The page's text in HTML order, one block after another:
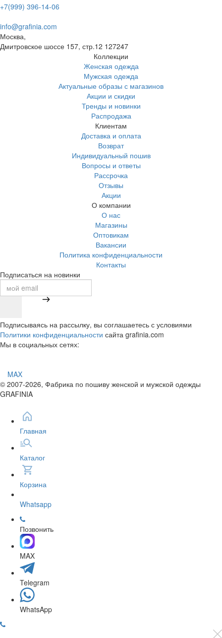
+7(999) 396-14-06
info@grafinia.com
Москва,
Дмитровское шоссе 157, стр.12 127247
Коллекции
Женская одежда
Мужская одежда
Актуальные образы с магазинов
Акции и скидки
Тренды и новинки
Распродажа
Клиентам
Доставка и оплата
Возврат
Индивидуальный пошив
Вопросы и ответы
Рассрочка
Отзывы
Акции
О компании
О нас
Магазины
Оптовикам
Вакансии
Политика конфиденциальности
Контакты
Подписаться на новинки
Подписываясь на рассылку, вы соглашаетесь с условиями
Политики конфиденциальности сайта grafinia.com
Мы в социальных сетях:
MAX
© 2007-2026, Фабрика по пошиву женской и мужской одежды
GRAFINIA
Главная
Каталог
Корзина
Whatsapp
Позвонить
MAX
Telegram
WhatsApp